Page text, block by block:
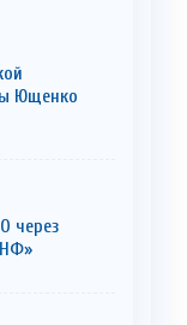
Ющенко
через